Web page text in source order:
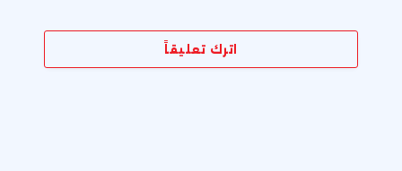
اترك تعليقاً